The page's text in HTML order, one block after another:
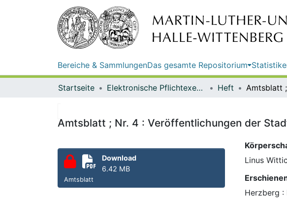
Bereiche & SammlungenDas gesamte Repositorium
Startseite Elektronische Pflichtexemplare Heft
Amtsblatt ; Nr. 4 : Veröffentlichungen der
Download
6.42 MB
Amtsblatt
Linus
Herzberg :